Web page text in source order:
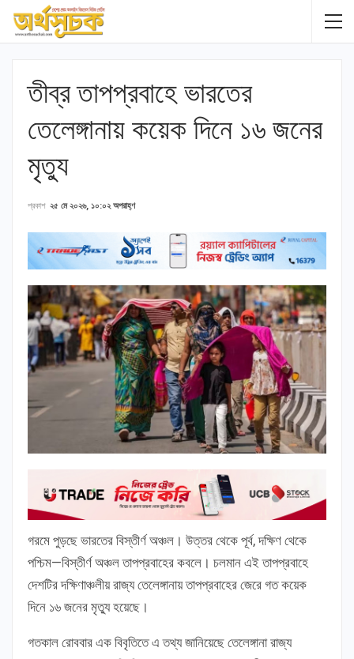
তীব্র তাপপ্রবাহে ভারতের
তেলেঙ্গানায় কয়েক দিনে ১৬ জনের
মৃত্যু
প্রকাশ ২৫ মে ২০২৬, ১০:০২ অপরাহ্ণ
গরমে পুড়ছে ভারতের বিস্তীর্ণ অঞ্চল। উত্তর থেকে পূর্ব, দক্ষিণ থেকে
পশ্চিম—বিস্তীর্ণ অঞ্চল তাপপ্রবাহের কবলে। চলমান এই তাপপ্রবাহে
দেশটির দক্ষিণাঞ্চলীয় রাজ্য তেলেঙ্গানায় তাপপ্রবাহের জেরে গত কয়েক
দিনে ১৬ জনের মৃত্যু হয়েছে।
গতকাল রোববার এক বিবৃতিতে এ তথ্য জানিয়েছে তেলেঙ্গানা রাজ্য